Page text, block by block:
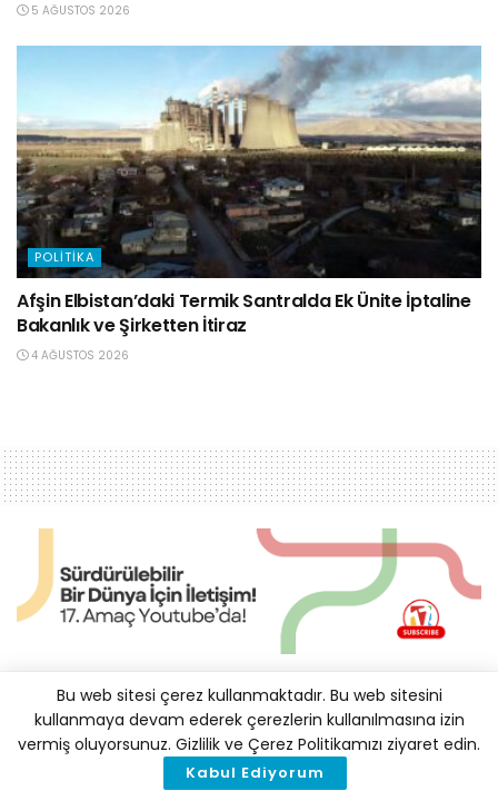
5 AĞUSTOS 2026
POLITIKA
Afşin Elbistan’daki Termik Santralda Ek Ünite İptaline
Bakanlık ve Şirketten İtiraz
4 AĞUSTOS 2026
“Enerjide Dönüşümün ve
Sanayileşmenin Öncüsü
Rüzgar Olabilir”
Bu web sitesi çerez kullanmaktadır. Bu web sitesini
kullanmaya devam ederek çerezlerin kullanılmasına izin
vermiş oluyorsunuz. Gizlilik ve Çerez Politikamızı ziyaret edin.
Kabul Ediyorum